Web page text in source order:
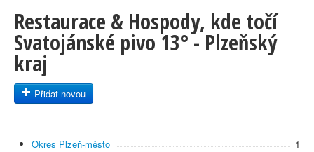
Restaurace & Hospody, kde točí
Svatojánské pivo 13° - Plzeňský
kraj
Přidat novou
Okres Plzeň-město 1